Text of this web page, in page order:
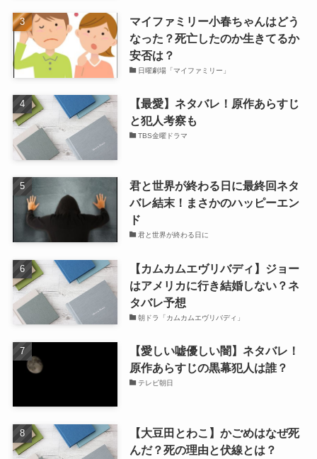
マイファミリー小春ちゃんはどう
なった？死亡したのか生きてるか
安否は？
日曜劇場「マイファミリー」
【最愛】ネタバレ！原作あらすじ
と犯人考察も
TBS金曜ドラマ
君と世界が終わる日に最終回ネタ
バレ結末！まさかのハッピーエン
ド
君と世界が終わる日に
【カムカムエヴリバディ】ジョー
はアメリカに行き結婚しない？ネ
タバレ予想
朝ドラ「カムカムエヴリバディ」
【愛しい嘘優しい闇】ネタバレ！
原作あらすじの黒幕犯人は誰？
テレビ朝日
【大豆田とわこ】かごめはなぜ死
んだ？死の理由と伏線とは？